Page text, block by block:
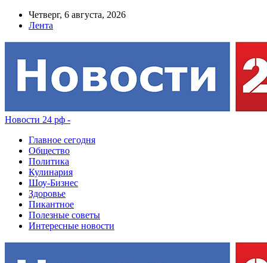
Четверг, 6 августа, 2026
Лента
Новости 24 рф -
Главное сегодня
Общество
Политика
Кулинария
Шоу-Бизнес
Здоровье
Пикантное
Полезные советы
Интересные новости